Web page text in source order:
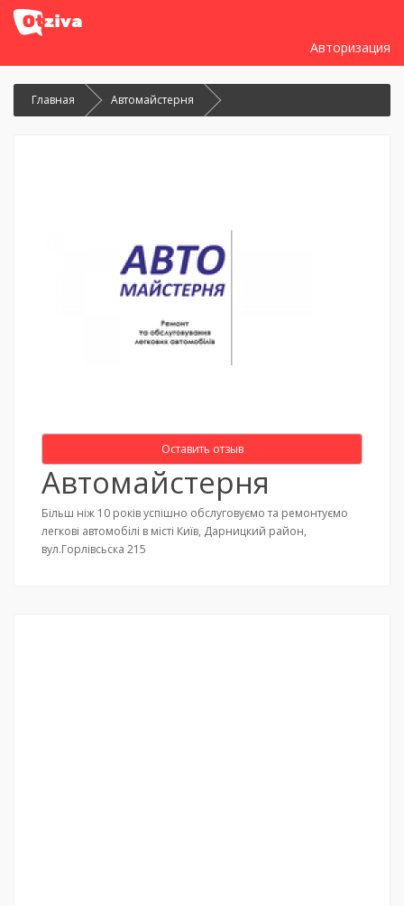
Авторизация
Главная Автомайстерня
Оставить отзыв
Автомайстерня
Більш ніж 10 років успішно обслуговуємо та ремонтуємо
легкові автомобілі в місті Київ, Дарницкий район,
вул.Горлівсьска 215